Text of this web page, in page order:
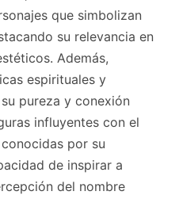
que simbolizan
su relevancia en
Además,
espirituales y
pureza y conexión
influyentes con el
por su
de inspirar a
del nombre